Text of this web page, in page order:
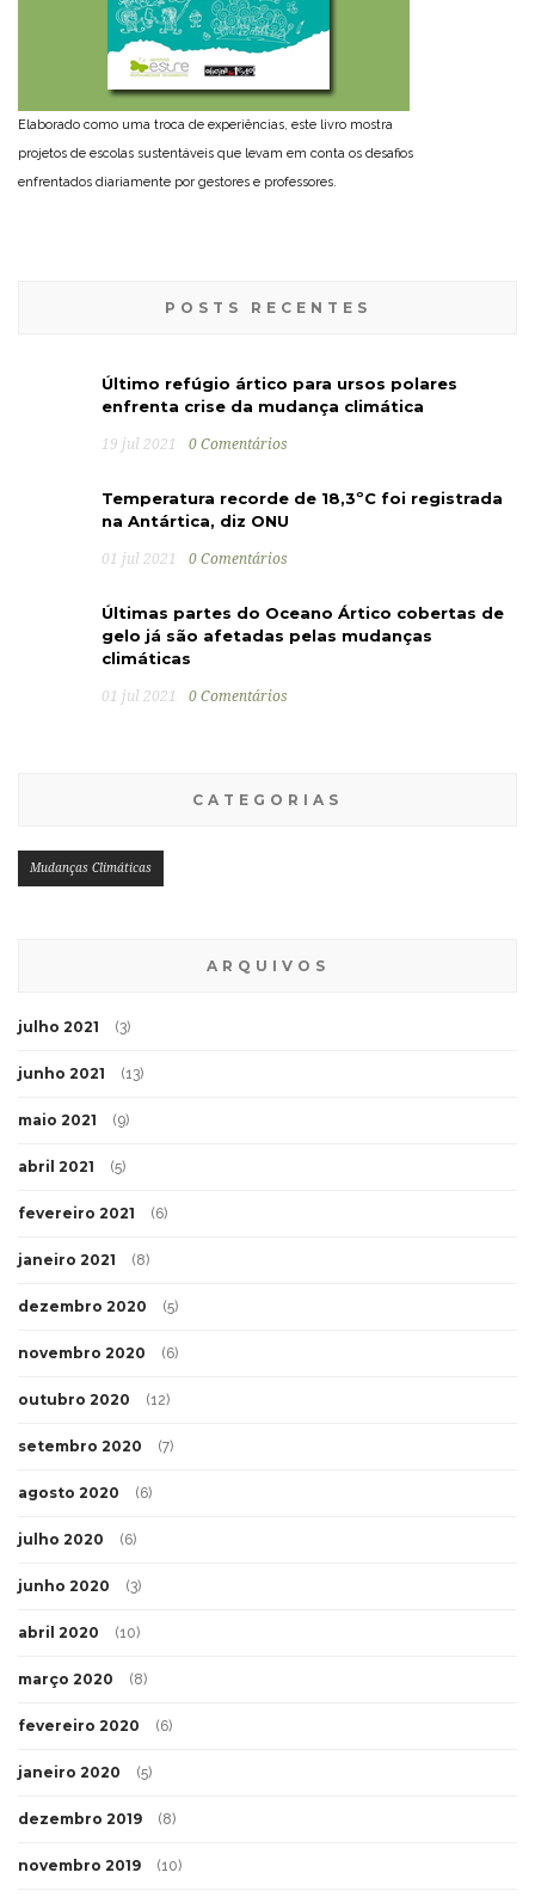
Elaborado como uma troca de experiências, este livro mostra
projetos de escolas sustentáveis que levam em conta os desafios
enfrentados diariamente por gestores e professores.
POSTS RECENTES
Último refúgio ártico para ursos polares
enfrenta crise da mudança climática
19 jul 2021 0 Comentários
Temperatura recorde de 18,3ºC foi registrada
na Antártica, diz ONU
01 jul 2021 0 Comentários
Últimas partes do Oceano Ártico cobertas de
gelo já são afetadas pelas mudanças
climáticas
01 jul 2021 0 Comentários
CATEGORIAS
Mudanças Climáticas
ARQUIVOS
julho 2021 (3)
junho 2021 (13)
maio 2021 (9)
abril 2021 (5)
fevereiro 2021 (6)
janeiro 2021 (8)
dezembro 2020 (5)
novembro 2020 (6)
outubro 2020 (12)
setembro 2020 (7)
agosto 2020 (6)
julho 2020 (6)
junho 2020 (3)
abril 2020 (10)
março 2020 (8)
fevereiro 2020 (6)
janeiro 2020 (5)
dezembro 2019 (8)
novembro 2019 (10)